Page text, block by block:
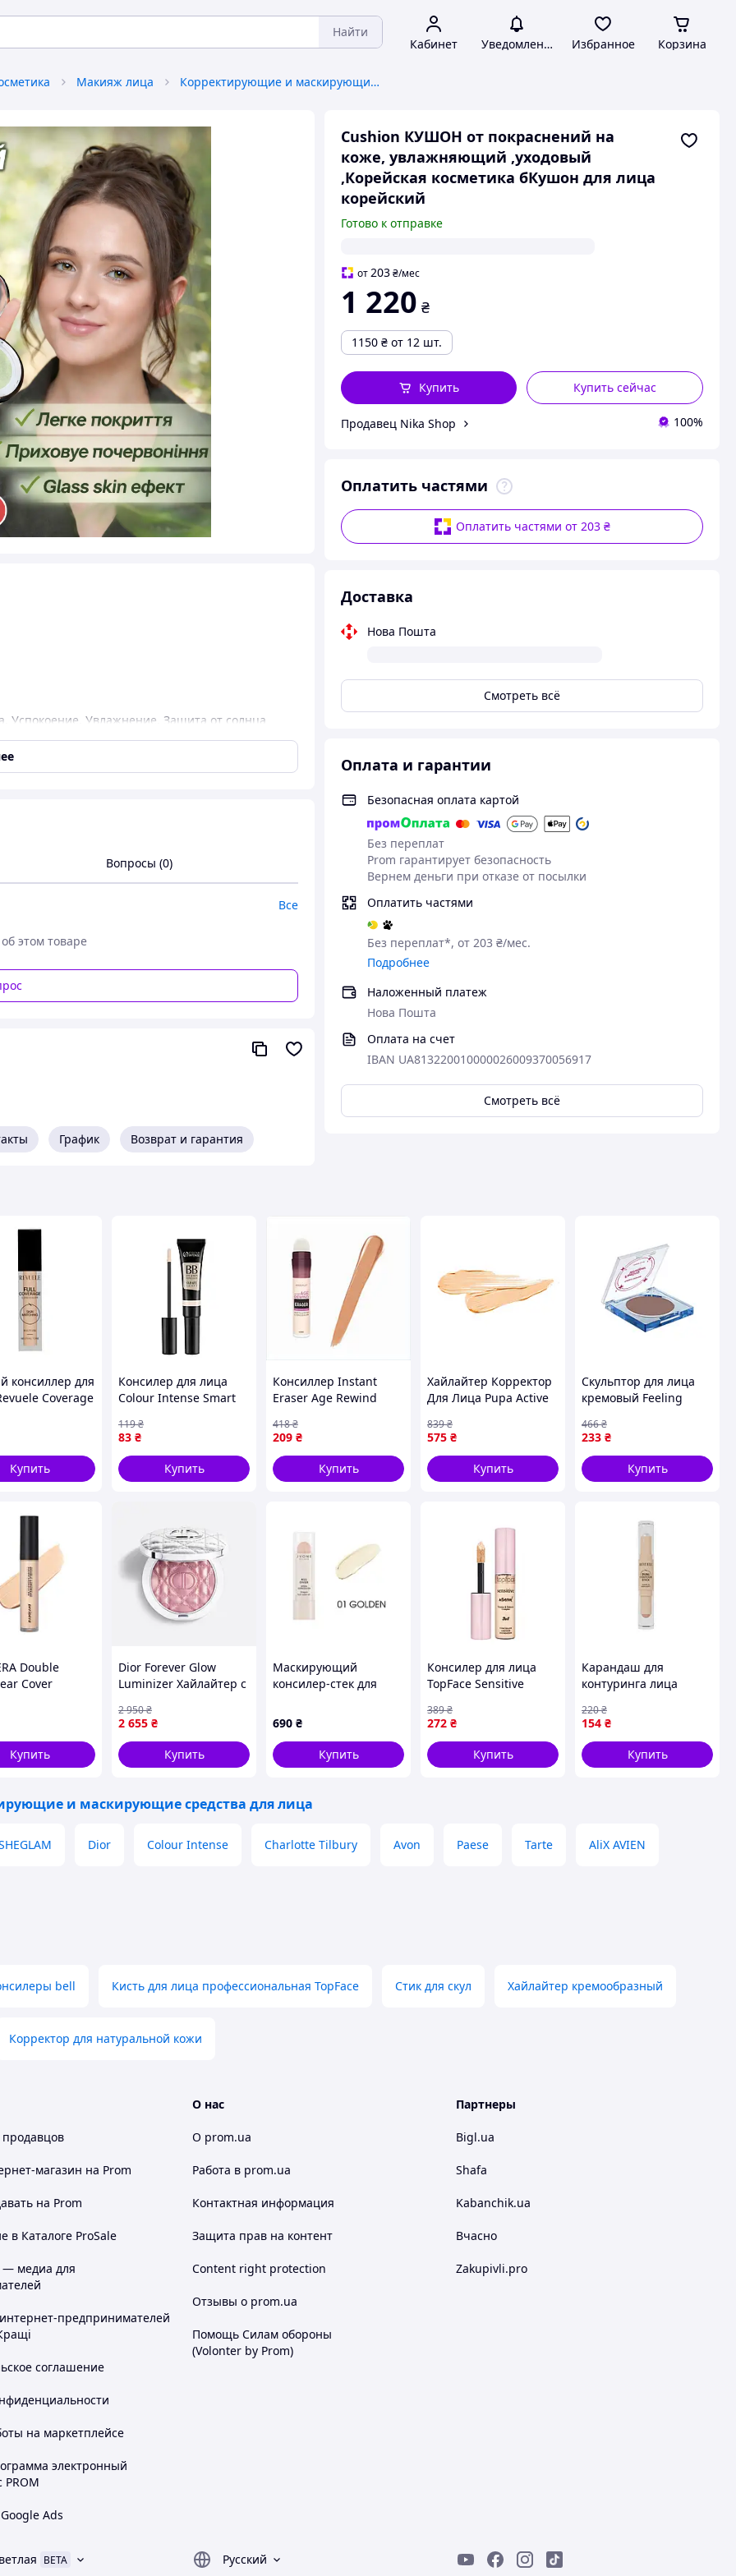
Найти
Кабинет Уведомления Избранное Корзина
Макияж лица Корректирующие и маскирующие средства для лица
Cushion КУШОН от покраснений на
коже, увлажняющий ,уходовый
,Корейская косметика бКушон для лица
корейский
Готово к отправке
от203 ₴/мес
1 220 ₴
1150 ₴ от 12 шт.
Купить сейчас
Купить
Продавец Nika Shop 100%
Оплатить частями
Оплатить частями от 203 ₴
Доставка
Нова Пошта
Смотреть всё
Оплата и гарантии
Безопасная оплата картой
Без переплат
Prom гарантирует безопасность
Вернем деньги при отказе от посылки
Оплатить частями
Без переплат*, от 203 ₴/мес.
Подробнее
Наложенный платеж
Нова Пошта
Оплата на счет
IBAN UA813220010000026009370056917
Смотреть всё
Успокоение Увлажнение Защита от солнца
на шкірі, зволожувальний,
косметика бКушон для обличчя корейський
Лёгкое покрытие + уход
текстурой , которая создаётсвежее,
Вопросы (0)
Все
этом товаре
График Возврат и гарантия
консиллер для
Coverage
Купить
Консилер для лица
Colour Intense Smart
Concealer № 01 Light
Ivory светлый
83 ₴
119₴
Купить
Консиллер Instant
Eraser Age Rewind
маскировки темных
кругов и покраснений
кожи
209 ₴
418₴
Купить
Хайлайтер Корректор
Для Лица Pupa Active
Concealer 002
Luminous Beige 3.8 Г
Бежевый
575 ₴
839₴
Купить
Скульптор для лица
кремовый Feeling
контуринга лица
натуральный эффект
233 ₴
466₴
Купить
Double
Cover
Купить
Dior Forever Glow
Luminizer Хайлайтер с
микропигментами
оттенок 04 Pink Strobe
6 g
2 655 ₴
2 950₴
Купить
Маскирующий
консилер-стек для
golden 4,8 грамм
690 ₴
Купить
Консилер для лица
TopFace Sensitive
01 Ivory Beige
272 ₴
389₴
Купить
Карандаш для
контуринга лица
Contour Stick тон 02
Жемчужный Бежевый,
3,7 г
154 ₴
220₴
Купить
и маскирующие средства для лица
Dior Colour Intense Charlotte Tilbury Avon Paese Tarte AliX AVIEN
bell Кисть для лица профессиональная TopFace Стик для скул Хайлайтер кремообразный
Корректор для натуральной кожи
магазин на Prom
на Prom
в Каталоге ProSale
— медиа для
предпринимателей
соглашение
на маркетплейсе
электронный
PROM
Ads
О нас
О prom.ua
Работа в prom.ua
Контактная информация
Защита прав на контент
Content right protection
Отзывы о prom.ua
Помощь Силам обороны
(Volonter by Prom)
Партнеры
Bigl.ua
Shafa
Kabanchik.ua
Вчасно
Zakupivli.pro
BETA Русский